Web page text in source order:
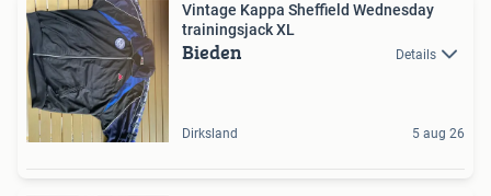
Vintage Kappa Sheffield Wednesday
trainingsjack XL
Bieden Details
Dirksland 5 aug 26